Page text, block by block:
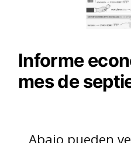
Informe
mes de
Abajo pueden